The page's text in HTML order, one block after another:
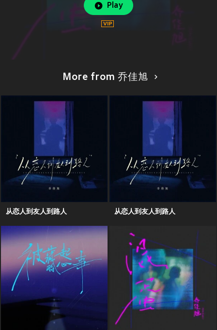
Play
More from 乔佳旭
从恋人到友人到路人 从恋人到友人到路人